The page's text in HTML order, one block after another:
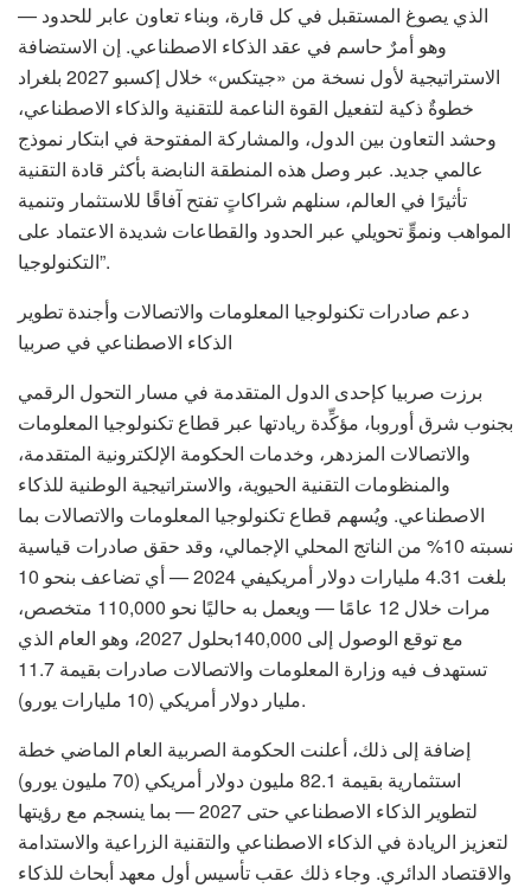
الذي يصوغ المستقبل في كل قارة، وبناء تعاون عابر للحدود —
وهو أمرٌ حاسم في عقد الذكاء الاصطناعي. إن الاستضافة
الاستراتيجية لأول نسخة من «جيتكس» خلال إكسبو 2027 بلغراد
خطوةٌ ذكية لتفعيل القوة الناعمة للتقنية والذكاء الاصطناعي،
وحشد التعاون بين الدول، والمشاركة المفتوحة في ابتكار نموذج
عالمي جديد. عبر وصل هذه المنطقة النابضة بأكثر قادة التقنية
تأثيرًا في العالم، سنلهم شراكاتٍ تفتح آفاقًا للاستثمار وتنمية
المواهب ونموٍّ تحويلي عبر الحدود والقطاعات شديدة الاعتماد على
التكنولوجيا”.
دعم صادرات تكنولوجيا المعلومات والاتصالات وأجندة تطوير
الذكاء الاصطناعي في صربيا
برزت صربيا كإحدى الدول المتقدمة في مسار التحول الرقمي
بجنوب شرق أوروبا، مؤكِّدة ريادتها عبر قطاع تكنولوجيا المعلومات
والاتصالات المزدهر، وخدمات الحكومة الإلكترونية المتقدمة،
والمنظومات التقنية الحيوية، والاستراتيجية الوطنية للذكاء
الاصطناعي. ويُسهم قطاع تكنولوجيا المعلومات والاتصالات بما
نسبته 10% من الناتج المحلي الإجمالي، وقد حقق صادرات قياسية
بلغت 4.31 مليارات دولار أمريكيفي 2024 — أي تضاعف بنحو 10
مرات خلال 12 عامًا — ويعمل به حاليًا نحو 110,000 متخصص،
مع توقع الوصول إلى 140,000بحلول 2027، وهو العام الذي
تستهدف فيه وزارة المعلومات والاتصالات صادرات بقيمة 11.7
مليار دولار أمريكي (10 مليارات يورو).
إضافة إلى ذلك، أعلنت الحكومة الصربية العام الماضي خطة
استثمارية بقيمة 82.1 مليون دولار أمريكي (70 مليون يورو)
لتطوير الذكاء الاصطناعي حتى 2027 — بما ينسجم مع رؤيتها
لتعزيز الريادة في الذكاء الاصطناعي والتقنية الزراعية والاستدامة
والاقتصاد الدائري. وجاء ذلك عقب تأسيس أول معهد أبحاث للذكاء